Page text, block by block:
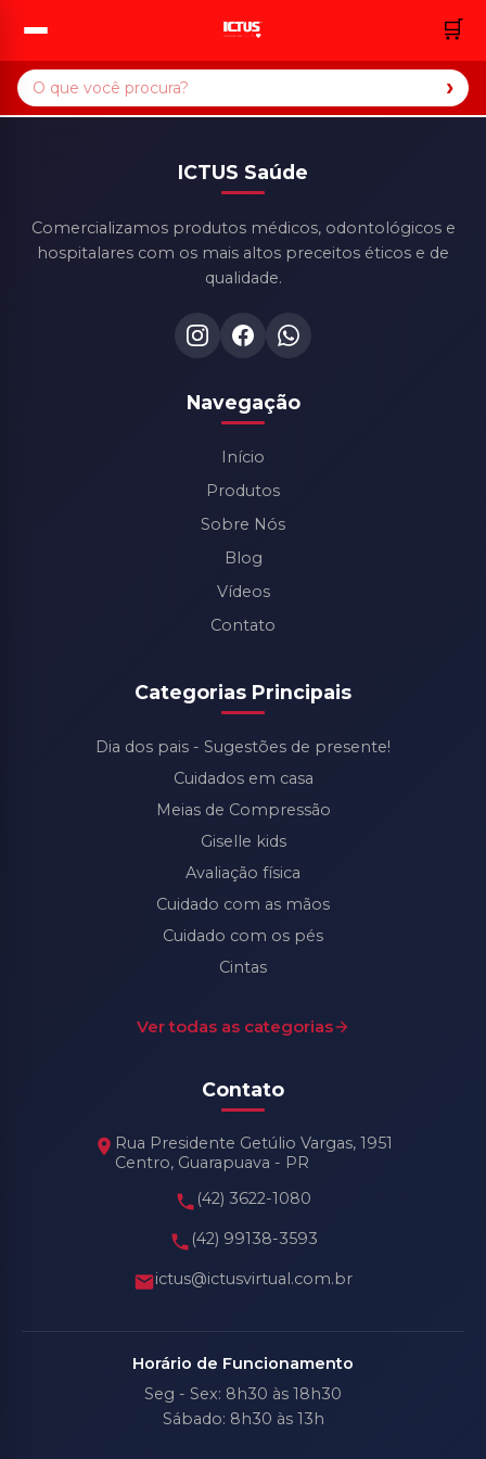
ICTUS Saúde
Comercializamos produtos médicos, odontológicos e
hospitalares com os mais altos preceitos éticos e de
qualidade.
Navegação
Início
Produtos
Sobre Nós
Blog
Vídeos
Contato
Categorias Principais
Dia dos pais - Sugestões de presente!
Cuidados em casa
Meias de Compressão
Giselle kids
Avaliação física
Cuidado com as mãos
Cuidado com os pés
Cintas
Ver todas as categorias
Contato
Rua Presidente Getúlio Vargas, 1951
Centro, Guarapuava - PR
(42) 3622-1080
(42) 99138-3593
ictus@ictusvirtual.com.br
Horário de Funcionamento
Seg - Sex: 8h30 às 18h30
Sábado: 8h30 às 13h
🛒
›